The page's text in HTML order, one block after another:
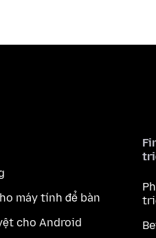
máy tính để bàn
cho Android